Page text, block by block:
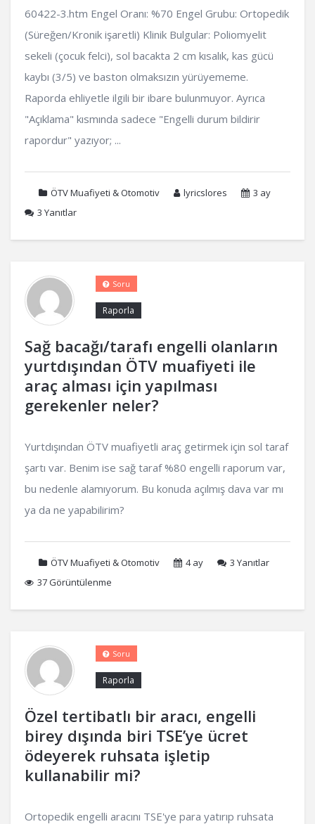
60422-3.htm Engel Oranı: %70 Engel Grubu: Ortopedik
(Süreğen/Kronik işaretli) Klinik Bulgular: Poliomyelit
sekeli (çocuk felci), sol bacakta 2 cm kısalık, kas gücü
kaybı (3/5) ve baston olmaksızın yürüyememe.
Raporda ehliyetle ilgili bir ibare bulunmuyor. Ayrıca
"Açıklama" kısmında sadece "Engelli durum bildirir
rapordur" yazıyor; ...
ÖTV Muafiyeti & Otomotiv lyricslores
3 ay
3 Yanıtlar
Sağ bacağı/tarafı engelli olanların
yurtdışından ÖTV muafiyeti ile
araç alması için yapılması
gerekenler neler?
Raporla
Soru
Yurtdışından ÖTV muafiyetli araç getirmek için sol taraf
şartı var. Benim ise sağ taraf %80 engelli raporum var,
bu nedenle alamıyorum. Bu konuda açılmış dava var mı
ya da ne yapabilirim?
ÖTV Muafiyeti & Otomotiv 4 ay 3 Yanıtlar
37 Görüntülenme
Özel tertibatlı bir aracı, engelli
birey dışında biri TSE’ye ücret
ödeyerek ruhsata işletip
kullanabilir mi?
Raporla
Soru
Ortopedik engelli aracını TSE'ye para yatırıp ruhsata